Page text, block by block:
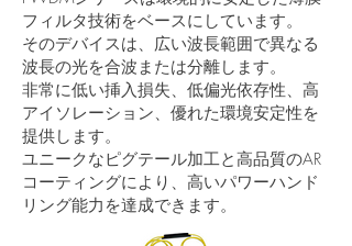
フィルタ技術をベースにしています。
そのデバイスは、広い波長範囲で異なる
波長の光を合波または分離します。
非常に低い挿入損失、低偏光依存性、高
アイソレーション、優れた環境安定性を
提供します。
ユニークなピグテール加工と高品質のAR
コーティングにより、高いパワーハンド
リング能力を達成できます。